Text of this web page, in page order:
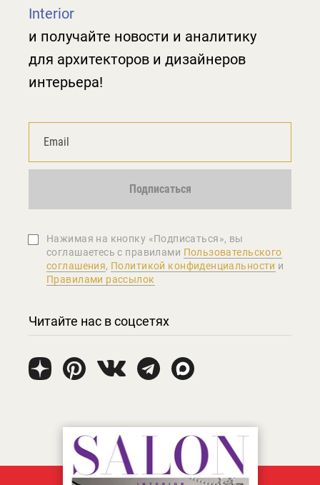
Interior
и получайте новости и аналитику
для архитекторов и дизайнеров
интерьера!
Подписаться
Нажимая на кнопку «Подписаться», вы
соглашаетеcь с правилами Пользовательского
соглашения, Политикой конфиденциальности и
Правилами рассылок
Читайте нас в соцсетях